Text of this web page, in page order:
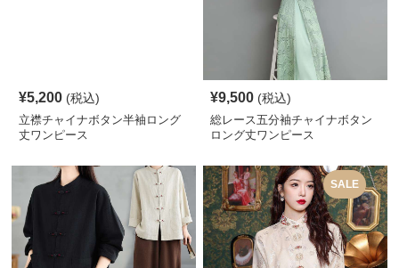
¥5,200 (税込)
立襟チャイナボタン半袖ロング
丈ワンピース
¥9,500 (税込)
総レース五分袖チャイナボタン
ロング丈ワンピース
SALE